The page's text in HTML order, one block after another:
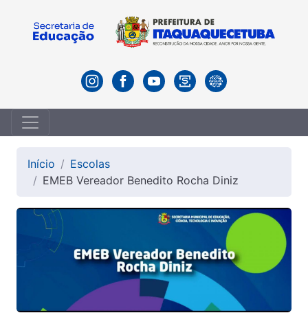
Início
Escolas
EMEB Vereador Benedito Rocha Diniz